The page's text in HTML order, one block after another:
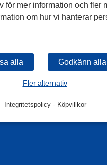
för mer information och fler
om hur vi hanterar
Fler alternativ
Integritetspolicy- Köpvillkor